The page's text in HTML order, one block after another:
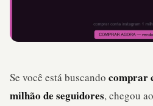
Se você está buscando comprar
milhão de seguidores, chegou